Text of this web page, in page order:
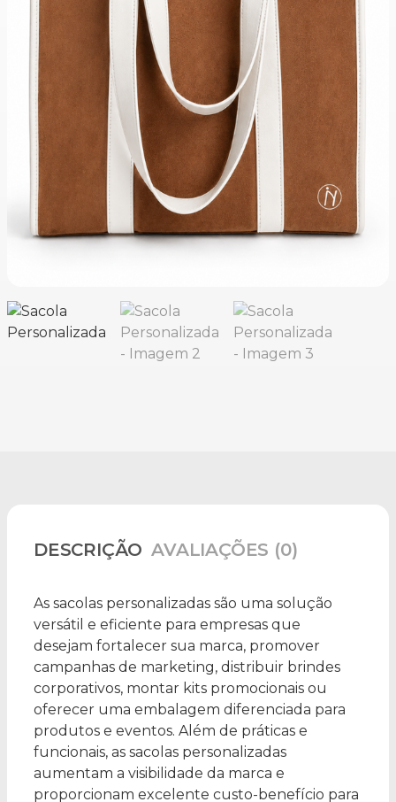
DESCRIÇÃO AVALIAÇÕES (0)
As sacolas personalizadas são uma solução
versátil e eficiente para empresas que
desejam fortalecer sua marca, promover
campanhas de marketing, distribuir brindes
corporativos, montar kits promocionais ou
oferecer uma embalagem diferenciada para
produtos e eventos. Além de práticas e
funcionais, as sacolas personalizadas
aumentam a visibilidade da marca e
proporcionam excelente custo-benefício para